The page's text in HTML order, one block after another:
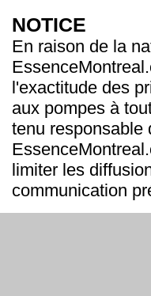
NOTICE
En raison de la
l'exactitude des
aux pompes à
tenu responsable
limiter les
communication